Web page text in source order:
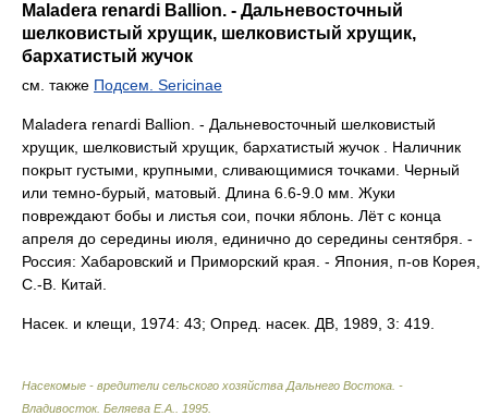
Maladera renardi Ballion. - Дальневосточный
шелковистый хрущик, шелковистый хрущик,
бархатистый жучок
см. также Подсем. Sericinae
Maladera renardi Ballion. - Дальневосточный шелковистый
хрущик, шелковистый хрущик, бархатистый жучок . Наличник
покрыт густыми, крупными, сливающимися точками. Черный
или темно-бурый, матовый. Длина 6.6-9.0 мм. Жуки
повреждают бобы и листья сои, почки яблонь. Лёт с конца
апреля до середины июля, единично до середины сентября. -
Россия: Хабаровский и Приморский края. - Япония, п-ов Корея,
С.-В. Китай.
Насек. и клещи, 1974: 43; Опред. насек. ДВ, 1989, 3: 419.
Насекомые - вредители сельского хозяйства Дальнего Востока. -
Владивосток. Беляева Е.А. 1995